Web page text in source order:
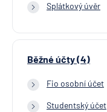
Splátkový úvěr
Běžné účty (4)
Fio osobní účet
Studentský účet